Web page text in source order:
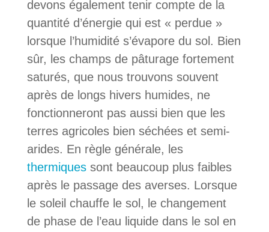
devons également tenir compte de la
quantité d’énergie qui est « perdue »
lorsque l’humidité s’évapore du sol. Bien
sûr, les champs de pâturage fortement
saturés, que nous trouvons souvent
après de longs hivers humides, ne
fonctionneront pas aussi bien que les
terres agricoles bien séchées et semi-
arides. En règle générale, les
thermiquessont beaucoup plus faibles
après le passage des averses. Lorsque
le soleil chauffe le sol, le changement
de phase de l’eau liquide dans le sol en